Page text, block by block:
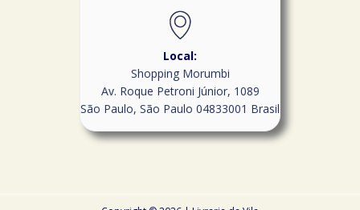
Local:
Shopping Morumbi
Av. Roque Petroni Júnior, 1089
São Paulo, São Paulo 04833001 Brasil